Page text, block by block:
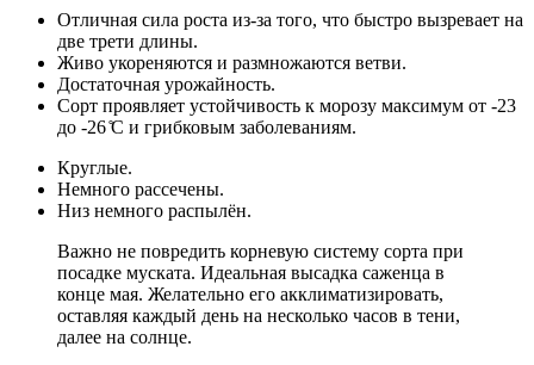
Отличная сила роста из-за того, что быстро вызревает на
две трети длины.
Живо укореняются и размножаются ветви.
Достаточная урожайность.
Сорт проявляет устойчивость к морозу максимум от -23
до -26 ̊С и грибковым заболеваниям.
Круглые.
Немного рассечены.
Низ немного распылён.
Важно не повредить корневую систему сорта при
посадке муската. Идеальная высадка саженца в
конце мая. Желательно его акклиматизировать,
оставляя каждый день на несколько часов в тени,
далее на солнце.